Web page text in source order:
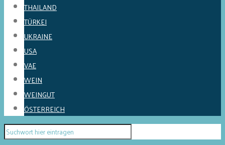
THAILAND
TÜRKEI
UKRAINE
USA
VAE
WEIN
WEINGUT
ÖSTERREICH